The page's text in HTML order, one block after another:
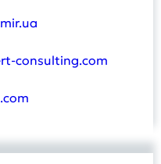
consulting.com